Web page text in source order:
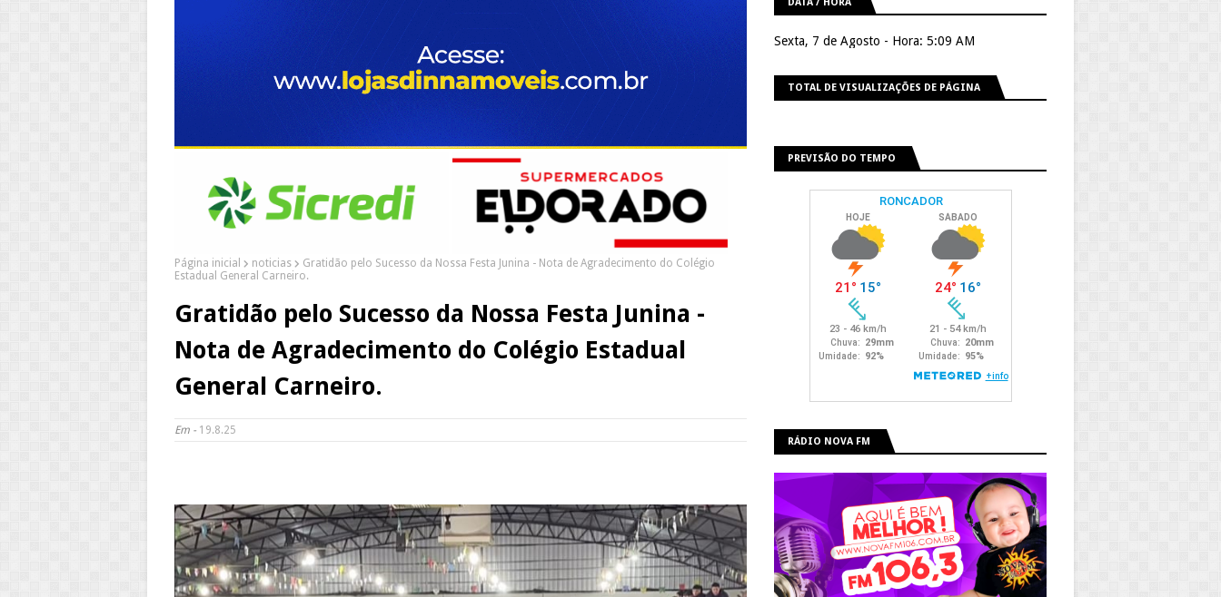
Página inicial noticias
Gratidão pelo Sucesso da Nossa Festa Junina - Nota de Agradecimento do Colégio
Estadual General Carneiro.
Gratidão pelo Sucesso da Nossa Festa Junina -
Nota de Agradecimento do Colégio Estadual
General Carneiro.
Em - 19.8.25
Sexta, 7 de Agosto - Hora: 5:09 AM
TOTAL DE VISUALIZAÇÕES DE PÁGINA
PREVISÃO DO TEMPO
RÁDIO NOVA FM